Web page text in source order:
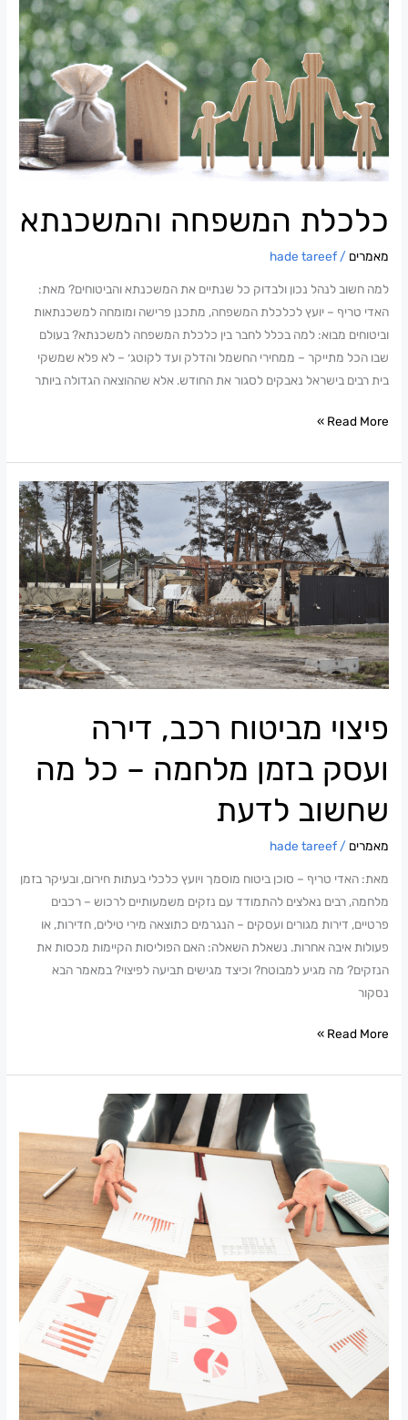
כלכלת המשפחה והמשכנתא
מאמרים /
hade tareef
למה חשוב לנהל נכון ולבדוק כל שנתיים את המשכנתא והביטוחים? מאת:
האדי טריף – יועץ לכלכלת המשפחה, מתכנן פרישה ומומחה למשכנתאות
וביטוחים מבוא: למה בכלל לחבר בין כלכלת המשפחה למשכנתא? בעולם
שבו הכל מתייקר – ממחירי החשמל והדלק ועד לקוטג׳ – לא פלא שמשקי
בית רבים בישראל נאבקים לסגור את החודש. אלא שההוצאה הגדולה ביותר
המשפחה
והמשכנתא
Read More »
פיצוי מביטוח רכב, דירה
ועסק בזמן מלחמה – כל מה
שחשוב לדעת
מאמרים /
hade tareef
מאת: האדי טריף – סוכן ביטוח מוסמך ויועץ כלכלי בעתות חירום, ובעיקר בזמן
מלחמה, רבים נאלצים להתמודד עם נזקים משמעותיים לרכוש – רכבים
פרטיים, דירות מגורים ועסקים – הנגרמים כתוצאה מירי טילים, חדירות, או
פעולות איבה אחרות. נשאלת השאלה: האם הפוליסות הקיימות מכסות את
הנזקים? מה מגיע למבוטח? וכיצד מגישים תביעה לפיצוי? במאמר הבא
נסקור
פיצוי
רכב,
דירה
ועסק
מלחמה
–
כל
שחשוב
לדעת
Read More »
חודשיות
הדרך
לאיזון
ובריאות
פיננסית